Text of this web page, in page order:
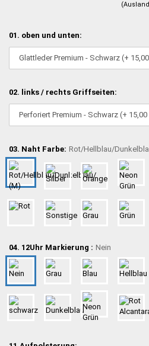
01. oben und unten:
02. links / rechts Griffseiten:
03. Naht Farbe: Rot/Hellblau/
04. 12Uhr Markierung : Nein